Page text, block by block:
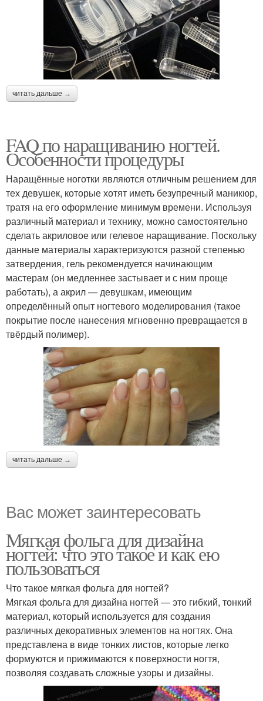
читать дальше →
FAQ по наращиванию ногтей.
Особенности процедуры
Наращённые ноготки являются отличным решением для
тех девушек, которые хотят иметь безупречный маникюр,
тратя на его оформление минимум времени. Используя
различный материал и технику, можно самостоятельно
сделать акриловое или гелевое наращивание. Поскольку
данные материалы характеризуются разной степенью
затвердения, гель рекомендуется начинающим
мастерам (он медленнее застывает и с ним проще
работать), а акрил — девушкам, имеющим
определённый опыт ногтевого моделирования (такое
покрытие после нанесения мгновенно превращается в
твёрдый полимер).
читать дальше →
Вас может заинтересовать
Мягкая фольга для дизайна
ногтей: что это такое и как ею
пользоваться
Что такое мягкая фольга для ногтей?
Мягкая фольга для дизайна ногтей — это гибкий, тонкий
материал, который используется для создания
различных декоративных элементов на ногтях. Она
представлена в виде тонких листов, которые легко
формуются и прижимаются к поверхности ногтя,
позволяя создавать сложные узоры и дизайны.